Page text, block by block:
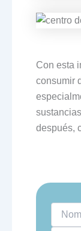
Con esta
consumir
después,